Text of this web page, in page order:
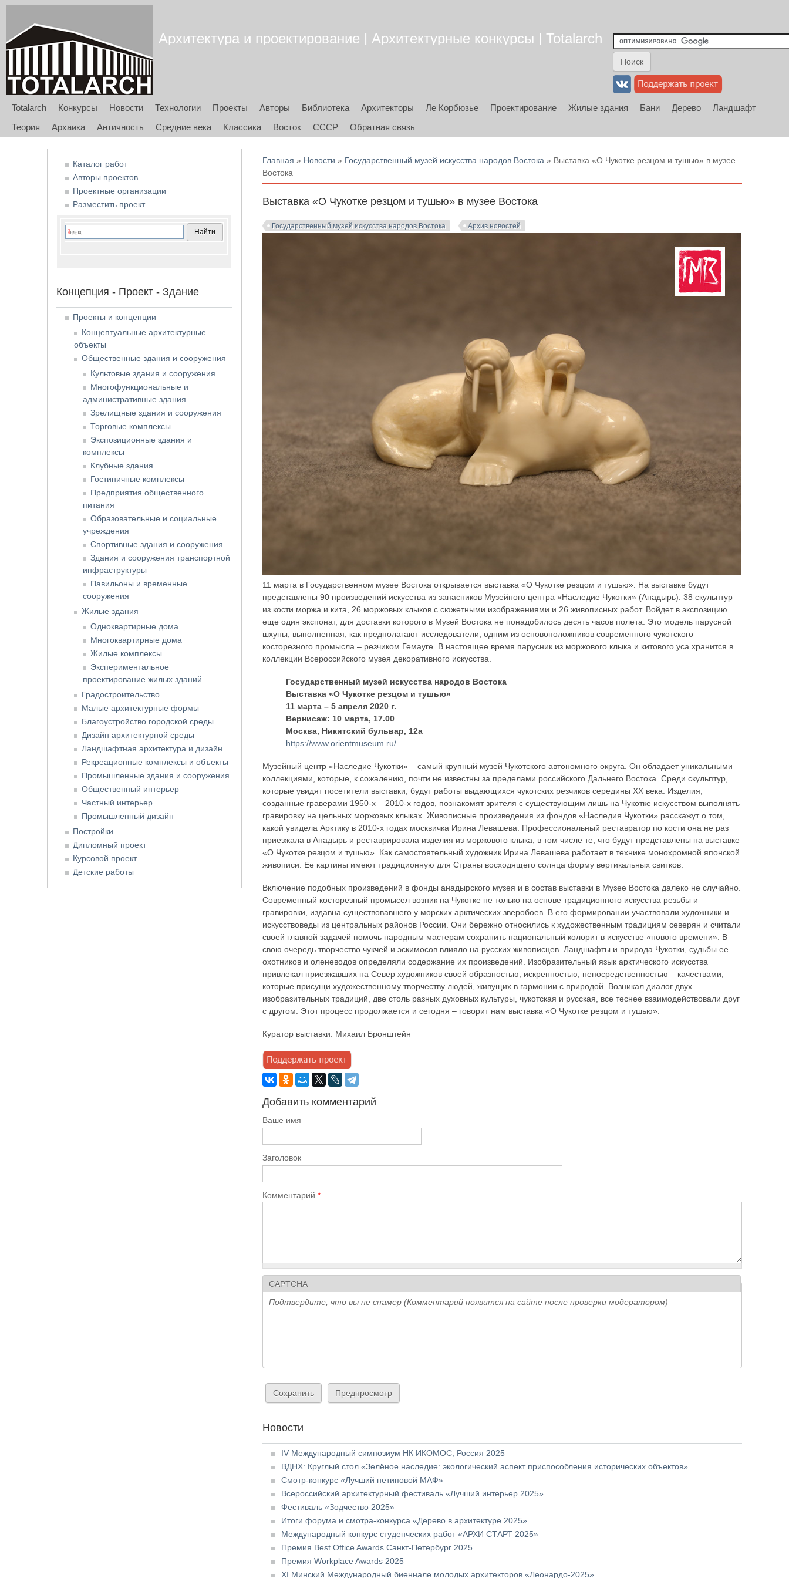
Архитектура и проектирование | Архитектурные конкурсы | Totalarch
Totalarch Конкурсы Новости Технологии Проекты Авторы Библиотека Архитекторы Ле Корбюзье Проектирование Жилые здания Бани Дерево
Ландшафт
Теория
Архаика Античность Средние века Классика Восток СССР Обратная связь
Вы здесь
Главная » Новости » Государственный музей искусства народов Востока » Выставка «О Чукотке резцом и тушью» в музее
Востока
Выставка «О Чукотке резцом и тушью» в музее Востока
Государственный музей искусства народов Востока Архив новостей
11 марта в Государственном музее Востока открывается выставка «О Чукотке резцом и тушью». На выставке будут
представлены 90 произведений искусства из запасников Музейного центра «Наследие Чукотки» (Анадырь): 38 скульптур
из кости моржа и кита, 26 моржовых клыков с сюжетными изображениями и 26 живописных работ. Войдет в экспозицию
еще один экспонат, для доставки которого в Музей Востока не понадобилось десять часов полета. Это модель парусной
шхуны, выполненная, как предполагают исследователи, одним из основоположников современного чукотского
косторезного промысла – резчиком Гемауге. В настоящее время парусник из моржового клыка и китового уса хранится в
коллекции Всероссийского музея декоративного искусства.
Государственный музей искусства народов Востока
Выставка «О Чукотке резцом и тушью»
11 марта – 5 апреля 2020 г.
Вернисаж: 10 марта, 17.00
Москва, Никитский бульвар, 12а
https://www.orientmuseum.ru/
Музейный центр «Наследие Чукотки» – самый крупный музей Чукотского автономного округа. Он обладает уникальными
коллекциями, которые, к сожалению, почти не известны за пределами российского Дальнего Востока. Среди скульптур,
которые увидят посетители выставки, будут работы выдающихся чукотских резчиков середины ХХ века. Изделия,
созданные граверами 1950-х – 2010-х годов, познакомят зрителя с существующим лишь на Чукотке искусством выполнять
гравировку на цельных моржовых клыках. Живописные произведения из фондов «Наследия Чукотки» расскажут о том,
какой увидела Арктику в 2010-х годах москвичка Ирина Левашева. Профессиональный реставратор по кости она не раз
приезжала в Анадырь и реставрировала изделия из моржового клыка, в том числе те, что будут представлены на выставке
«О Чукотке резцом и тушью». Как самостоятельный художник Ирина Левашева работает в технике монохромной японской
живописи. Ее картины имеют традиционную для Страны восходящего солнца форму вертикальных свитков.
Включение подобных произведений в фонды анадырского музея и в состав выставки в Музее Востока далеко не случайно.
Современный косторезный промысел возник на Чукотке не только на основе традиционного искусства резьбы и
гравировки, издавна существовавшего у морских арктических зверобоев. В его формировании участвовали художники и
искусствоведы из центральных районов России. Они бережно относились к художественным традициям северян и считали
своей главной задачей помочь народным мастерам сохранить национальный колорит в искусстве «нового времени». В
свою очередь творчество чукчей и эскимосов влияло на русских живописцев. Ландшафты и природа Чукотки, судьбы ее
охотников и оленеводов определяли содержание их произведений. Изобразительный язык арктического искусства
привлекал приезжавших на Север художников своей образностью, искренностью, непосредственностью – качествами,
которые присущи художественному творчеству людей, живущих в гармонии с природой. Возникал диалог двух
изобразительных традиций, две столь разных духовных культуры, чукотская и русская, все теснее взаимодействовали друг
с другом. Этот процесс продолжается и сегодня – говорит нам выставка «О Чукотке резцом и тушью».
Куратор выставки: Михаил Бронштейн
Добавить комментарий
Ваше имя
Заголовок
Комментарий*
CAPTCHA
Подтвердите, что вы не спамер (Комментарий появится на сайте после проверки модератором)
Новости
IV Международный симпозиум НК ИКОМОС, Россия 2025
ВДНХ: Круглый стол «Зелёное наследие: экологический аспект приспособления исторических объектов»
Смотр-конкурс «Лучший нетиповой МАФ»
Всероссийский архитектурный фестиваль «Лучший интерьер 2025»
Фестиваль «Зодчество 2025»
Итоги форума и смотра-конкурса «Дерево в архитектуре 2025»
Международный конкурс студенческих работ «АРХИ СТАРТ 2025»
Премия Best Office Awards Санкт-Петербург 2025
Премия Workplace Awards 2025
XI Минский Международный биеннале молодых архитекторов «Леонардо-2025»
Каталог работ
Авторы проектов
Проектные организации
Разместить проект
Концепция - Проект - Здание
Проекты и концепции
Концептуальные архитектурные
объекты
Общественные здания и сооружения
Культовые здания и сооружения
Многофункциональные и
административные здания
Зрелищные здания и сооружения
Торговые комплексы
Экспозиционные здания и
комплексы
Клубные здания
Гостиничные комплексы
Предприятия общественного
питания
Образовательные и социальные
учреждения
Спортивные здания и сооружения
Здания и сооружения транспортной
инфраструктуры
Павильоны и временные
сооружения
Жилые здания
Одноквартирные дома
Многоквартирные дома
Жилые комплексы
Экспериментальное
проектирование жилых зданий
Градостроительство
Малые архитектурные формы
Благоустройство городской среды
Дизайн архитектурной среды
Ландшафтная архитектура и дизайн
Рекреационные комплексы и объекты
Промышленные здания и сооружения
Общественный интерьер
Частный интерьер
Промышленный дизайн
Постройки
Дипломный проект
Курсовой проект
Детские работы